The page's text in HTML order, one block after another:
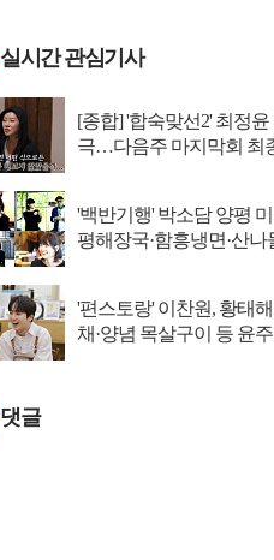
실시간 관심기사
[종합] '합숙맞선2' 최정
극…다음주 마지막회 최
'백반기행' 박소담 양평
평해장국·함흥냉면·산나
'편스토랑' 이찬원, 황태
채·양념 목살구이 등 윤
댓글